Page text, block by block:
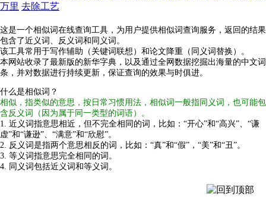
万里 去除工艺
这是一个相似词在线查询工具，为用户提供相似词查询服务，返回的结果
包含了近义词、反义词和同义词。
该工具常用于写作辅助（关键词联想）和论文降重（同义词替换）。
本网站收录了最新版的新华字典，以及通过全网数据挖掘出海量的中文词
条，并对数据进行持续更新，保证查询的效果与时俱进。
什么是相似词？
相似，指类似的意思，按日常习惯用法，相似词一般指同义词，也可能包
含反义词（因为属于同一类型的词语）。
1. 近义词指意思相近，但不完全相同的词，比如：“开心”和“高兴”、“谦
虚”和“谦逊”、“满意”和“欣慰”。
2. 反义词是指两个意思相反的词，比如：“真”和“假”，“美”和“丑”。
3. 等义词指意思完全相同的词。
4. 同义词包括近义词和等义词。